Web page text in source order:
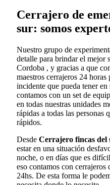
Cerrajero de
sur: somos
Nuestro grupo de
detalle para brindar el mejor
Cordoba , y gracias a que
maestros cerrajeros 24
incidente que pueda tener
contamos con un set de
en todas nuestras unidades
rápidas a todas las personas
rápidos.
Desde Cerrajero fincas del
estar en una situación
noche, o en días que es
eso contamos con cerrajeros
24hs. De esta forma le